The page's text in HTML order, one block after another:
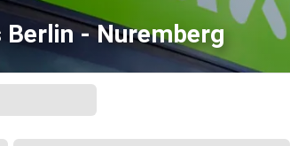
Berlin - Nuremberg